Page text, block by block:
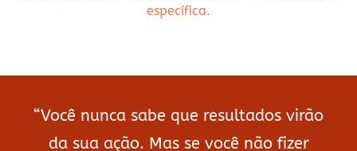
específica.
“Você nunca sabe que resultados virão
da sua ação. Mas se você não fizer